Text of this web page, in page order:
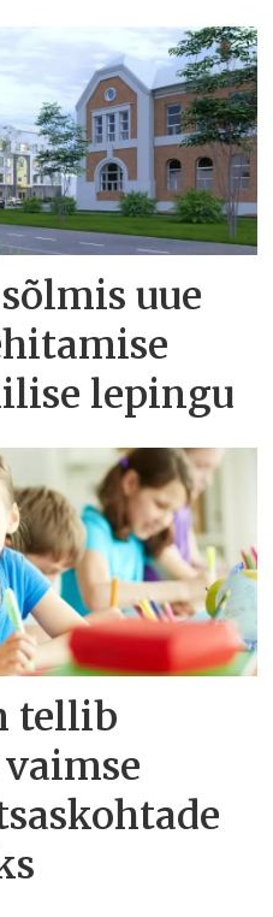
uue
lepingu
tellib